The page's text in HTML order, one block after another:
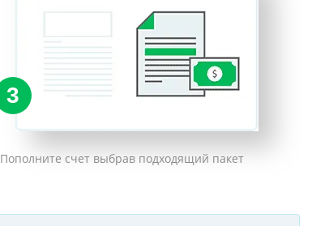
3
Пополните счет выбрав подходящий пакет